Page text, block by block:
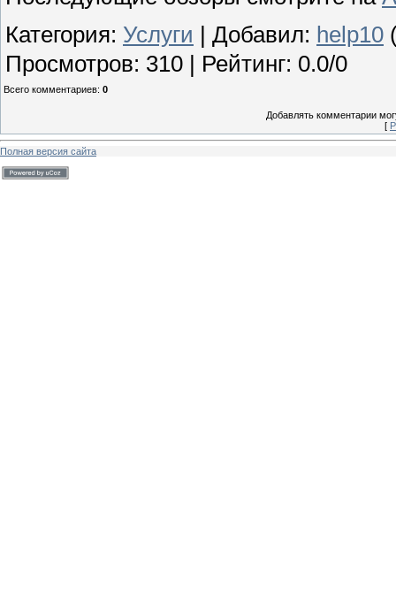
Категория: Услуги Добавил: help10
Просмотров: 310 Рейтинг: 0.0/0
Всего комментариев: 0
Добавлять комментарии
[
Полная версия сайта